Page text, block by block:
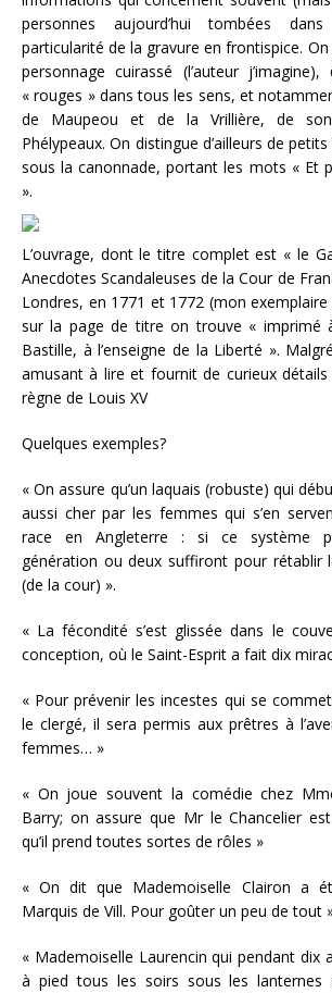
personnes aujourd’hui tombées
particularité de la gravure en frontispice.
personnage cuirassé (l’auteur
« rouges » dans tous les sens, et
de Maupeou et de la Vrillière, de
Phélypeaux. On distingue d’ailleurs de
sous la canonnade, portant les mots « Et
».
L’ouvrage, dont le titre complet est « le
Anecdotes Scandaleuses de la Cour de
Londres, en 1771 et 1772 (mon
sur la page de titre on trouve « imprimé
Bastille, à l’enseigne de la Liberté ».
amusant à lire et fournit de curieux
règne de Louis XV
Quelques exemples?
« On assure qu’un laquais (robuste) qui
aussi cher par les femmes qui s’en
race en Angleterre : si ce système
génération ou deux suffiront pour rétablir
(de la cour) ».
« La fécondité s’est glissée dans le
conception, où le Saint-Esprit a fait dix
« Pour prévenir les incestes qui se
le clergé, il sera permis aux prêtres à
femmes… »
« On joue souvent la comédie chez
Barry; on assure que Mr le Chancelier
qu’il prend toutes sortes de rôles »
« On dit que Mademoiselle Clairon a
Marquis de Vill. Pour goûter un peu de tout
« Mademoiselle Laurencin qui pendant dix
à pied tous les soirs sous les lanternes